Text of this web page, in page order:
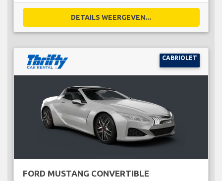
DETAILS WEERGEVEN...
CABRIOLET
FORD MUSTANG CONVERTIBLE